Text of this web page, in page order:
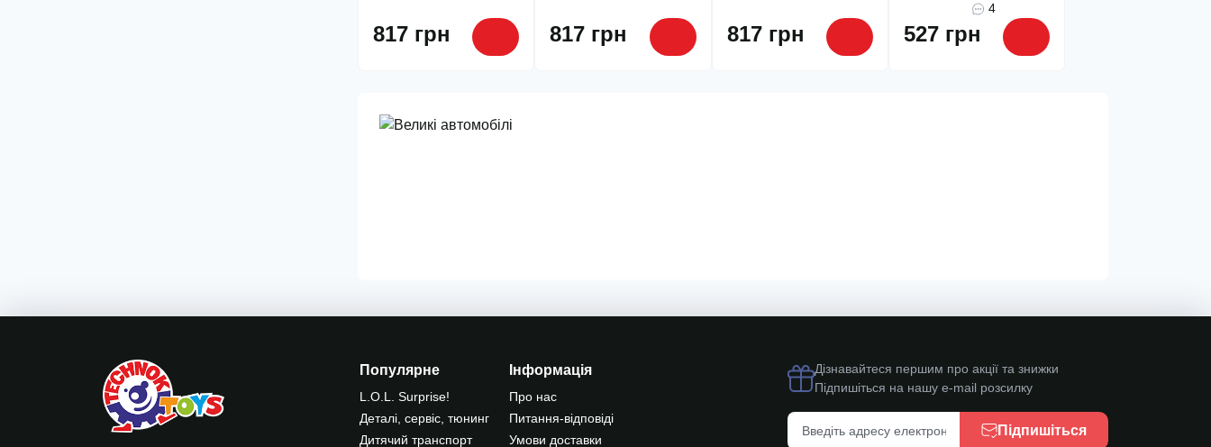
817 грн 817 грн 817 грн
4
527 грн
Популярне
L.O.L. Surprise!
Деталі, сервіс, тюнинг
Дитячий транспорт
Інформація
Про нас
Питання-відповіді
Умови доставки
Дізнавайтеся першим про акції та знижки
Підпишіться на нашу e-mail розсилку
Підпишіться